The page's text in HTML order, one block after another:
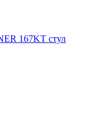
167KT стул